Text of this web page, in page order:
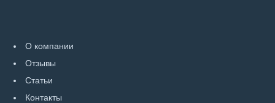
О компании
Отзывы
Статьи
Контакты